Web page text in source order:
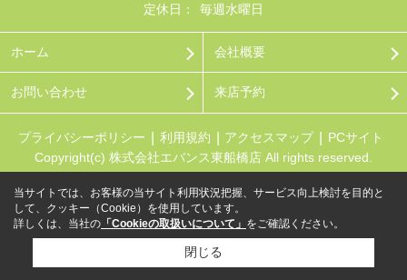
定休日：
毎週水曜日
ホーム 会社概要
お問い合わせ 来店予約
プライバシーポリシー 利用規約 アクセスマップ
PCサイト
Copyright(c) 株式会社エバンス東船橋店 All rights reserved.
当サイトでは、お客様の当サイト利用状況把握、サービス向上検討を目的と
して、クッキー（Cookie）を使用しています。
詳しくは、当社の 「Cookieの取扱いについて」 をご確認ください。
閉じる